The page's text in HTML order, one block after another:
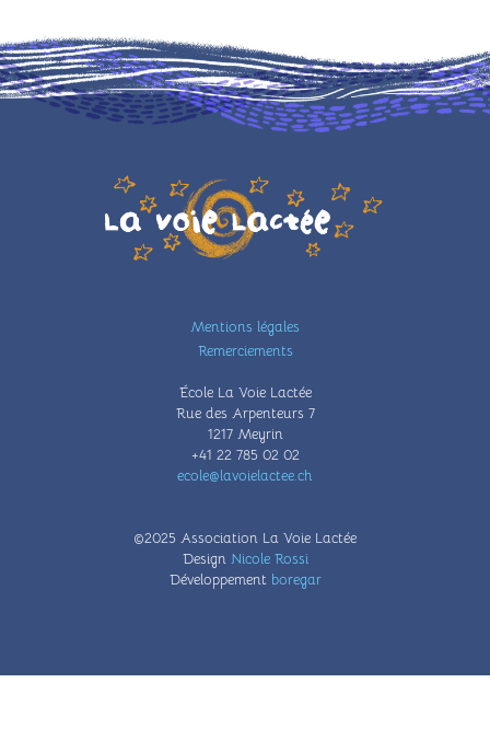
Illustration
Mentions légales
Remerciements
École La Voie Lactée
Rue des Arpenteurs 7
1217 Meyrin
+41 22 785 02 02
ecole@lavoielactee.ch
©2025 Association La Voie Lactée
Design Nicole Rossi
Développement boregar